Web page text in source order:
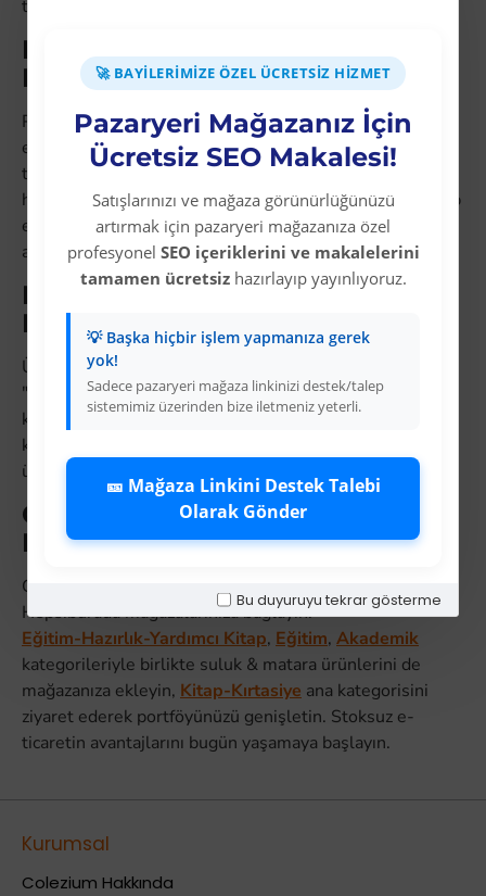
🚀 BAYILERIMIZE ÖZEL ÜCRETSIZ HIZMET
Pazaryeri Mağazanız İçin
Ücretsiz SEO Makalesi!
Satışlarınızı ve mağaza görünürlüğünüzü
artırmak için pazaryeri mağazanıza özel
profesyonel SEO içeriklerini ve makalelerini
tamamen ücretsizhazırlayıp yayınlıyoruz.
💡 Başka hiçbir işlem yapmanıza gerek
yok!
Sadece pazaryeri mağaza linkinizi destek/talep
sistemimiz üzerinden bize iletmeniz yeterli.
🎫 Mağaza Linkini Destek Talebi
Olarak Gönder
Bu duyuruyu tekrar gösterme
tutmadan satış yapın.
Hangi Suluk & Matara Ürünleri
En Çok Satar?
Pazaryeri verilerine göre suluk & matara kategorisinde
en yüksek dönüşüm oranına sahip ürünler şunlardır:
trend ürünler, sezonluk modeller ve yüksek arama
hacimli niş ürünler. Colezium'un güncel kataloğunu takip
ederek bu ürünleri ilk listeleyen satıcılar arasında yer
alın.
Hepsiburada'da Suluk & Matara
Listelemek için Strateji
Ürün başlıklarını oluştururken "suluk & matara satın al",
"suluk & matara uygun fiyat" ve "suluk & matara ücretsiz
kargo" gibi müşterilerin gerçekten aradığı ifadeleri
kullanın. Görselleri yüksek çözünürlüklü yükleyin ve
ürün açıklamasında teknik detayları eksiksiz doldurun.
Colezium ile Dropshipping
Başlatmak
Colezium'un XML entegrasyonunu Hepsiburada ve
Hepsiburada mağazalarınıza bağlayın.
Eğitim-Hazırlık-Yardımcı Kitap, Eğitim, Akademik
kategorileriyle birlikte suluk & matara ürünlerini de
mağazanıza ekleyin, Kitap-Kırtasiye ana kategorisini
ziyaret ederek portföyünüzü genişletin. Stoksuz e-
ticaretin avantajlarını bugün yaşamaya başlayın.
Kurumsal
Colezium Hakkında